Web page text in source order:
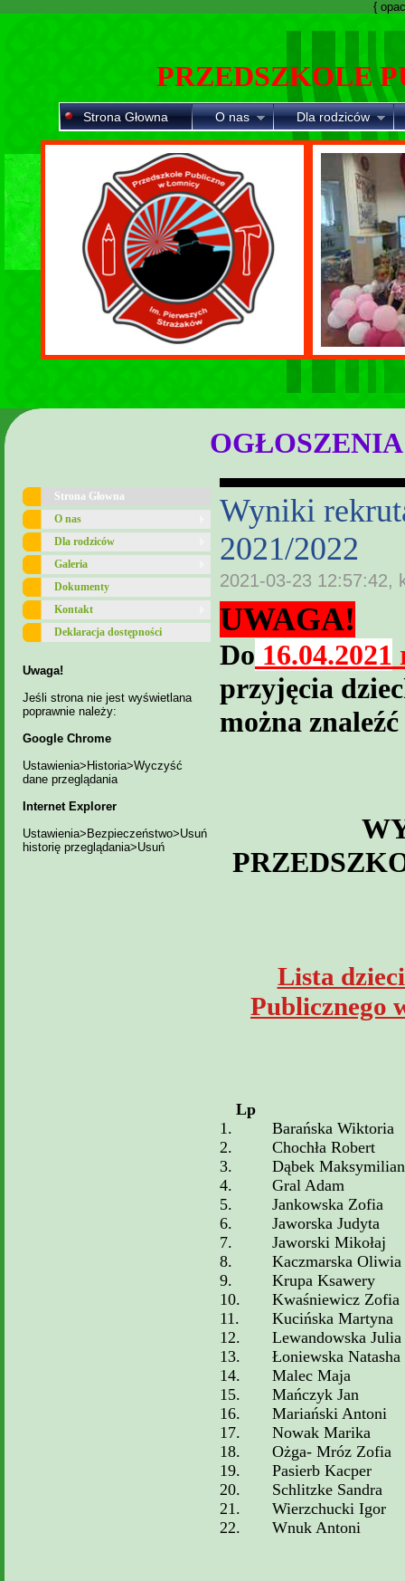
{
PRZEDSZKOLE
Strona Głowna O nas Dla rodziców
Strona Głowna
O nas
Dla rodziców
Galeria
Dokumenty
Kontakt
Deklaracja dostępności
Uwaga!
Jeśli strona nie jest wyświetlana
poprawnie należy:
Google Chrome
Ustawienia>Historia>Wyczyść
dane przeglądania
Internet Explorer
Ustawienia>Bezpieczeństwo>Usuń
historię przeglądania>Usuń
Wyniki
2021/2022
2021-03-23 12:57:42,
UWAGA!
Do 16.04.2021
przyjęcia
można
Lista
Publicznego
Lp
1.
Barańska Wiktoria
2.
Chochła Robert
3.
Dąbek Maksymilian
4.
Gral Adam
5.
Jankowska Zofia
6.
Jaworska Judyta
7.
Jaworski Mikołaj
8.
Kaczmarska Oliwia
9.
Krupa Ksawery
10.
Kwaśniewicz Zofia
11.
Kucińska Martyna
12.
Lewandowska Julia
13.
Łoniewska Natasha
14.
Malec Maja
15.
Mańczyk Jan
16.
Mariański Antoni
17.
Nowak Marika
18.
Ożga- Mróz Zofia
19.
Pasierb Kacper
20.
Schlitzke Sandra
21.
Wierzchucki Igor
22.
Wnuk Antoni